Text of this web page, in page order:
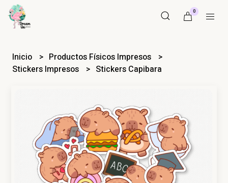
0
Inicio
Productos Físicos Impresos
Stickers Impresos
Stickers Capibara